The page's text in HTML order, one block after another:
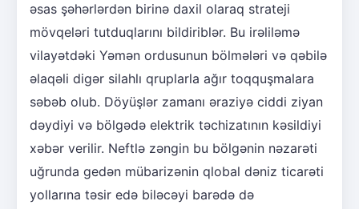
əsas şəhərlərdən birinə daxil olaraq strateji
mövqeləri tutduqlarını bildiriblər. Bu irəliləmə
vilayətdəki Yəmən ordusunun bölmələri və qəbilə
əlaqəli digər silahlı qruplarla ağır toqquşmalara
səbəb olub. Döyüşlər zamanı əraziyə ciddi ziyan
dəydiyi və bölgədə elektrik təchizatının kəsildiyi
xəbər verilir. Neftlə zəngin bu bölgənin nəzarəti
uğrunda gedən mübarizənin qlobal dəniz ticarəti
yollarına təsir edə biləcəyi barədə də